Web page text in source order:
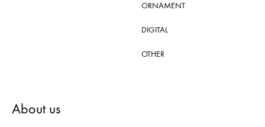
ORNAMENT
DIGITAL
OTHER
About us